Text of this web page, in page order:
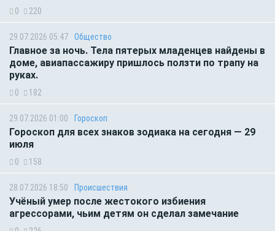
0 220
29.07.2026 05:47 Общество
Главное за ночь. Тела пятерых младенцев найдены в
доме, авиапассажиру пришлось ползти по трапу на
руках.
0 182
29.07.2026 01:00 Гороскоп
Гороскоп для всех знаков зодиака на сегодня — 29
июля
0 158
28.07.2026 18:50 Происшествия
Учёный умер после жестокого избиения
агрессорами, чьим детям он сделал замечание